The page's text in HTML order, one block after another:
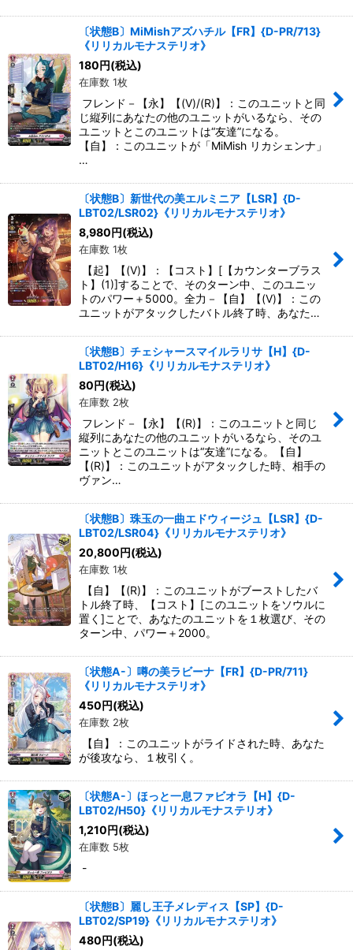
〔状態B〕MiMishアズハチル【FR】{D-PR/713}
《リリカルモナステリオ》
180円(税込)
在庫数 1枚
フレンド－【永】【(V)/(R)】：このユニットと同
じ縦列にあなたの他のユニットがいるなら、その
ユニットとこのユニットは“友達”になる。
【自】：このユニットが「MiMish リカシェンナ」
…
〔状態B〕新世代の美エルミニア【LSR】{D-
LBT02/LSR02}《リリカルモナステリオ》
8,980円(税込)
在庫数 1枚
【起】【(V)】：【コスト】[【カウンターブラス
ト】(1)]することで、そのターン中、このユニッ
トのパワー＋5000。全力－【自】【(V)】：この
ユニットがアタックしたバトル終了時、あなた…
〔状態B〕チェシャースマイルラリサ【H】{D-
LBT02/H16}《リリカルモナステリオ》
80円(税込)
在庫数 2枚
フレンド－【永】【(R)】：このユニットと同じ
縦列にあなたの他のユニットがいるなら、そのユ
ニットとこのユニットは“友達”になる。【自】
【(R)】：このユニットがアタックした時、相手の
ヴァン…
〔状態B〕珠玉の一曲エドウィージュ【LSR】{D-
LBT02/LSR04}《リリカルモナステリオ》
20,800円(税込)
在庫数 1枚
【自】【(R)】：このユニットがブーストしたバ
トル終了時、【コスト】[このユニットをソウルに
置く]ことで、あなたのユニットを１枚選び、その
ターン中、パワー＋2000。
〔状態A-〕噂の美ラビーナ【FR】{D-PR/711}
《リリカルモナステリオ》
450円(税込)
在庫数 2枚
【自】：このユニットがライドされた時、あなた
が後攻なら、１枚引く。
〔状態A-〕ほっと一息ファビオラ【H】{D-
LBT02/H50}《リリカルモナステリオ》
1,210円(税込)
在庫数 5枚
-
〔状態B〕麗し王子メレディス【SP】{D-
LBT02/SP19}《リリカルモナステリオ》
480円(税込)